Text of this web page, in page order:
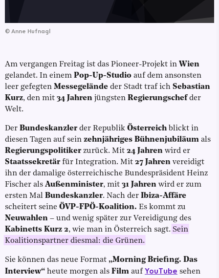
© Anne Hufnagl
Am vergangen Freitag ist das Pioneer-Projekt in Wien
gelandet. In einem Pop-Up-Studio auf dem ansonsten
leer gefegten Messegelände der Stadt traf ich Sebastian
Kurz, den mit 34 Jahren jüngsten Regierungschefder
Welt.
Der Bundeskanzlerder Republik Österreich blickt in
diesen Tagen auf sein zehnjähriges Bühnenjubiläum als
Regierungspolitikerzurück. Mit 24 Jahren wird er
Staatssekretärfür Integration. Mit 27 Jahren vereidigt
ihn der damalige österreichische Bundespräsident Heinz
Fischer als Außenminister, mit 31 Jahren wird er zum
ersten Mal Bundeskanzler. Nach der Ibiza-Affäre
scheitert seine ÖVP-FPÖ-Koalition. Es kommt zu
Neuwahlen – und wenig später zur Vereidigung des
Kabinetts Kurz 2, wie man in Österreich sagt. Sein
Koalitionspartner diesmal: die Grünen.
Sie können das neue Format „Morning Briefing. Das
Interview“ heute morgen als Film auf YouTube sehen